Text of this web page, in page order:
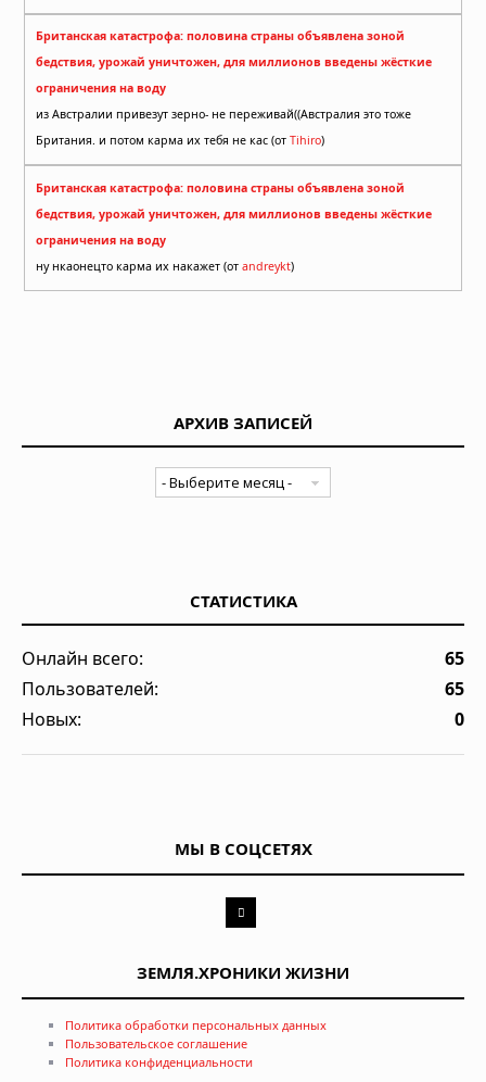
Британская катастрофа: половина страны объявлена зоной
бедствия, урожай уничтожен, для миллионов введены жёсткие
ограничения на воду
из Австралии привезут зерно- не переживай((Австралия это тоже
Британия. и потом карма их тебя не кас (от Tihiro)
Британская катастрофа: половина страны объявлена зоной
бедствия, урожай уничтожен, для миллионов введены жёсткие
ограничения на воду
ну нкаонецто карма их накажет (от andreykt)
АРХИВ ЗАПИСЕЙ
СТАТИСТИКА
Онлайн всего:
65
Пользователей:
65
Новых:
0
МЫ В СОЦСЕТЯХ
ЗЕМЛЯ.ХРОНИКИ ЖИЗНИ
Политика обработки персональных данных
Пользовательское соглашение
Политика конфиденциальности